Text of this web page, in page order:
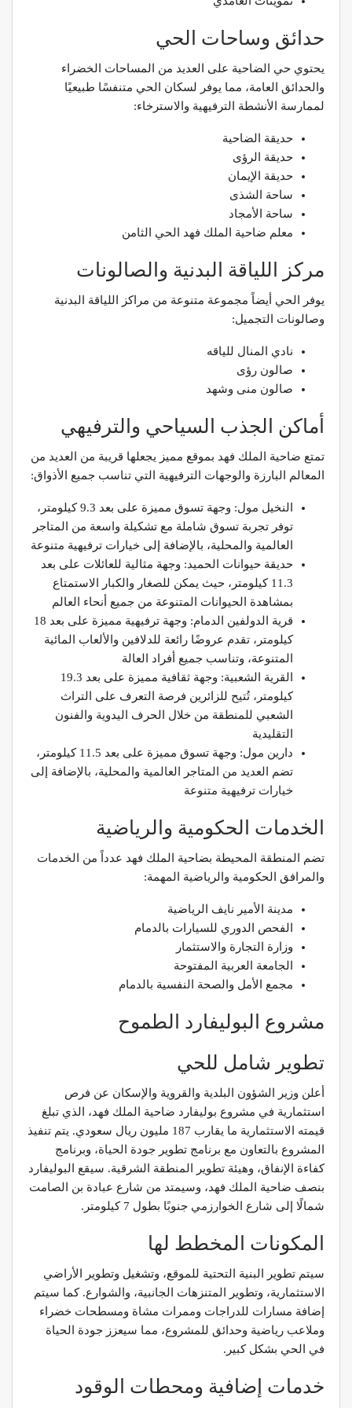
حدائق وساحات الحي
يحتوي حي الضاحية على العديد من المساحات الخضراء
والحدائق العامة، مما يوفر لسكان الحي متنفسًا طبيعيًا
لممارسة الأنشطة الترفيهية والاسترخاء:
حديقة الضاحية
حديقة الرؤى
حديقة الإيمان
ساحة الشذى
ساحة الأمجاد
معلم ضاحية الملك فهد الحي الثامن
مركز اللياقة البدنية والصالونات
يوفر الحي أيضاً مجموعة متنوعة من مراكز اللياقة البدنية
وصالونات التجميل:
نادي المنال للياقه
صالون رؤى
صالون منى وشهد
أماكن الجذب السياحي والترفيهي
تمتع ضاحية الملك فهد بموقع مميز يجعلها قريبة من العديد من
المعالم البارزة والوجهات الترفيهية التي تناسب جميع الأذواق:
النخيل مول: وجهة تسوق مميزة على بعد 9.3 كيلومتر،
توفر تجربة تسوق شاملة مع تشكيلة واسعة من المتاجر
العالمية والمحلية، بالإضافة إلى خيارات ترفيهية متنوعة
حديقة حيوانات الحميد: وجهة مثالية للعائلات على بعد
11.3 كيلومتر، حيث يمكن للصغار والكبار الاستمتاع
بمشاهدة الحيوانات المتنوعة من جميع أنحاء العالم
قرية الدولفين الدمام: وجهة ترفيهية مميزة على بعد 18
كيلومتر، تقدم عروضًا رائعة للدلافين والألعاب المائية
المتنوعة، وتناسب جميع أفراد العالة
القرية الشعبية: وجهة ثقافية مميزة على بعد 19.3
كيلومتر، تُتيح للزائرين فرصة التعرف على التراث
الشعبي للمنطقة من خلال الحرف اليدوية والفنون
التقليدية
دارين مول: وجهة تسوق مميزة على بعد 11.5 كيلومتر،
تضم العديد من المتاجر العالمية والمحلية، بالإضافة إلى
خيارات ترفيهية متنوعة
الخدمات الحكومية والرياضية
تضم المنطقة المحيطة بضاحية الملك فهد عدداً من الخدمات
والمرافق الحكومية والرياضية المهمة:
مدينة الأمير نايف الرياضية
الفحص الدوري للسيارات بالدمام
وزارة التجارة والاستثمار
الجامعة العربية المفتوحة
مجمع الأمل والصحة النفسية بالدمام
مشروع البوليفارد الطموح
تطوير شامل للحي
أعلن وزير الشؤون البلدية والقروية والإسكان عن فرص
استثمارية في مشروع بوليفارد ضاحية الملك فهد، الذي تبلغ
قيمته الاستثمارية ما يقارب 187 مليون ريال سعودي. يتم تنفيذ
المشروع بالتعاون مع برنامج تطوير جودة الحياة، وبرنامج
كفاءة الإنفاق، وهيئة تطوير المنطقة الشرقية. سيقع البوليفارد
بنصف ضاحية الملك فهد، وسيمتد من شارع عبادة بن الصامت
شمالًا إلى شارع الخوارزمي جنوبًا بطول 7 كيلومتر.
المكونات المخطط لها
سيتم تطوير البنية التحتية للموقع، وتشغيل وتطوير الأراضي
الاستثمارية، وتطوير المتنزهات الجانبية، والشوارع. كما سيتم
إضافة مسارات للدراجات وممرات مشاة ومسطحات خضراء
وملاعب رياضية وحدائق للمشروع، مما سيعزز جودة الحياة
في الحي بشكل كبير.
خدمات إضافية ومحطات الوقود